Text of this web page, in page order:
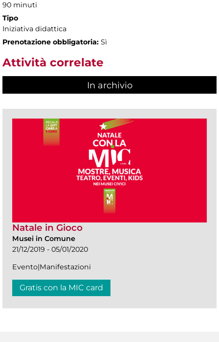
90 minuti
Tipo
Iniziativa didattica
Prenotazione obbligatoria: Sì
Attività correlate
In archivio
Natale in Gioco
Musei in Comune
21/12/2019 - 05/01/2020
Evento|Manifestazioni
Gratis con la MIC card